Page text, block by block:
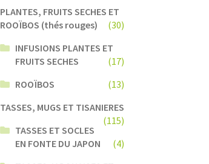
PLANTES, FRUITS SECHES ET
ROOÏBOS (thés rouges)
(30)
INFUSIONS PLANTES ET
FRUITS SECHES
(17)
ROOÏBOS
(13)
TASSES, MUGS ET TISANIERES
(115)
TASSES ET SOCLES
EN FONTE DU JAPON
(4)